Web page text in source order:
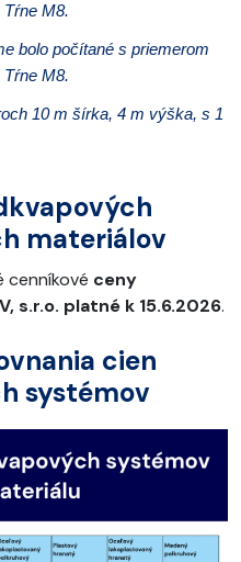
M8.
bolo počítané s priemerom
M8.
10 m šírka, 4 m výška, s 1
materiálov
ceny
s.r.o. platné k 15.6.2026.
cien
systémov